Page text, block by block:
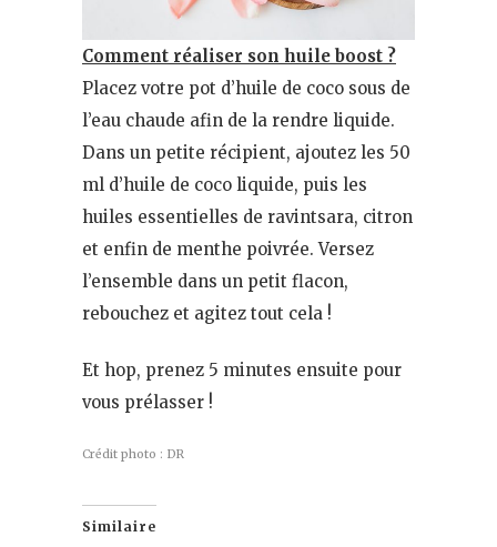
Comment réaliser son huile boost ?
Placez votre pot d’huile de coco sous de
l’eau chaude afin de la rendre liquide.
Dans un petite récipient, ajoutez les 50
ml d’huile de coco liquide, puis les
huiles essentielles de ravintsara, citron
et enfin de menthe poivrée. Versez
l’ensemble dans un petit flacon,
rebouchez et agitez tout cela !
Et hop, prenez 5 minutes ensuite pour
vous prélasser !
Crédit photo : DR
Similaire